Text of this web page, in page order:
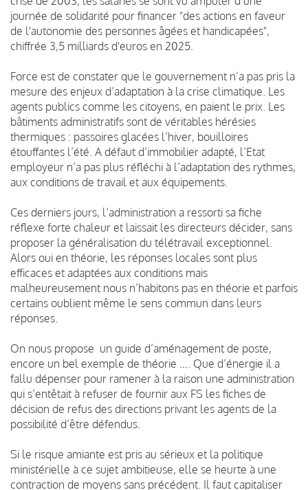
journée de solidarité pour financer "des actions en faveur
de l'autonomie des personnes âgées et handicapées",
chiffrée 3,5 milliards d'euros en 2025.
Force est de constater que le gouvernement n’a pas pris la
mesure des enjeux d’adaptation à la crise climatique. Les
agents publics comme les citoyens, en paient le prix. Les
bâtiments administratifs sont de véritables hérésies
thermiques : passoires glacées l’hiver, bouilloires
étouffantes l’été. A défaut d’immobilier adapté, l’Etat
employeur n’a pas plus réfléchi à l’adaptation des rythmes,
aux conditions de travail et aux équipements.
Ces derniers jours, l’administration a ressorti sa fiche
réflexe forte chaleur et laissait les directeurs décider, sans
proposer la généralisation du télétravail exceptionnel.
Alors oui en théorie, les réponses locales sont plus
efficaces et adaptées aux conditions mais
malheureusement nous n’habitons pas en théorie et parfois
certains oublient même le sens commun dans leurs
réponses.
On nous propose un guide d’aménagement de poste,
encore un bel exemple de théorie …. Que d’énergie il a
fallu dépenser pour ramener à la raison une administration
qui s’entêtait à refuser de fournir aux FS les fiches de
décision de refus des directions privant les agents de la
possibilité d’être défendus.
Si le risque amiante est pris au sérieux et la politique
ministérielle à ce sujet ambitieuse, elle se heurte à une
contraction de moyens sans précédent. Il faut capitaliser